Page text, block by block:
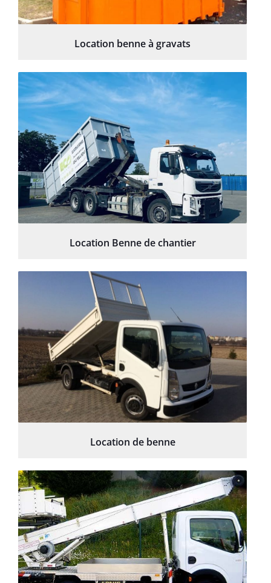
Location benne à gravats
Location Benne de chantier
Location de benne